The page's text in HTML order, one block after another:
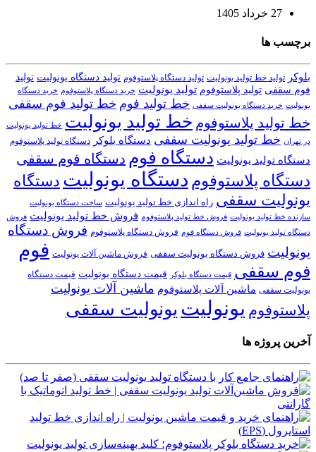
27 خرداد 1405
برچسب ها
بلوکر تولید خط تولید یونولیت تولید دستگاه پلاستوفوم تولید دستگاه یونولیت تولید
فوم سقفی تولید پلاستوفوم تولید یونولیت خرید دستگاه پلاستوفوم خرید دستگاه
یونولیت خرید دستگاه یونولیت سقفی خط تولید فوم خط تولید فوم سقفی
خط تولید پلاستوفوم خط تولید یونولیت خط تولید یونولیت
در تهران خط تولید یونولیت سقفی دستگاه بلوکر دستگاه تولید پلاستوفوم
دستگاه تولید یونولیت دستگاه فوم دستگاه فوم سقفی
دستگاه پلاستوفوم دستگاه یونولیت دستگاه
یونولیت سقفی راه اندازی خط تولید یونولیت ساخت دستگاه یونولیت
سازنده خط تولید یونولیت فروش خط تولید پلاستوفوم فروش خط تولید یونولیت فروش
دستگاه تولید یونولیت فروش دستگاه فوم فروش دستگاه پلاستوفوم فروش دستگاه
یونولیت فروش دستگاه یونولیت سقفی فروش ماشین آلات یونولیت فوم
فوم سقفی قیمت دستگاه بلوکر قیمت دستگاه یونولیت قیمت دستگاه
یونولیت سقفی ماشین آلات پلاستوفوم ماشین آلات یونولیت
پلاستوفوم یونولیت یونولیت سقفی
آخرین پروژه ها